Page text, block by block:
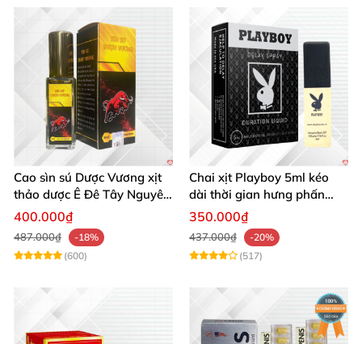
Cao sìn sú Dược Vương xịt
thảo dược Ê Đê Tây Nguyên
chuẩn chính hãng kích thích
400.000₫
487.000₫
-18%
(600)
Chai xịt Playboy 5ml kéo
dài thời gian hưng phấn
mạnh mẽ
350.000₫
437.000₫
-20%
(517)